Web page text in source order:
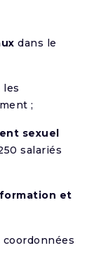
dans le
les
;
sexuel
salariés
et
coordonnées